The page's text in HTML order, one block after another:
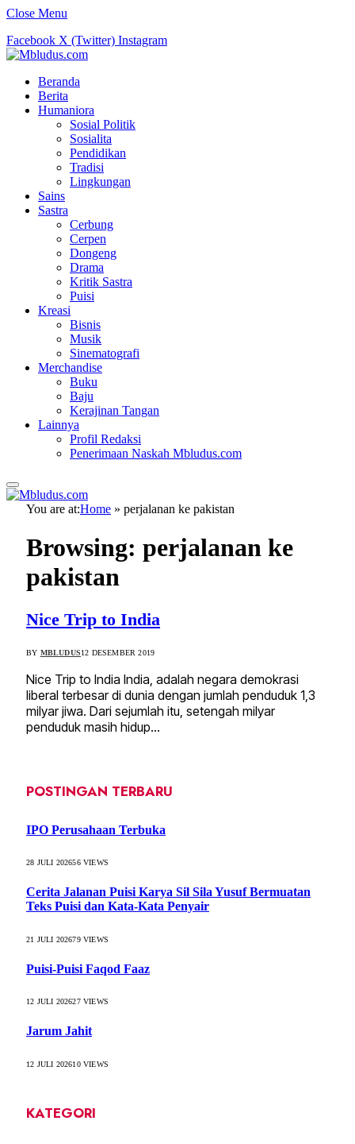
Close Menu
Facebook X (Twitter) Instagram
Beranda
Berita
Humaniora
Sosial Politik
Sosialita
Pendidikan
Tradisi
Lingkungan
Sains
Sastra
Cerbung
Cerpen
Dongeng
Drama
Kritik Sastra
Puisi
Kreasi
Bisnis
Musik
Sinematografi
Merchandise
Buku
Baju
Kerajinan Tangan
Lainnya
Profil Redaksi
Penerimaan Naskah Mbludus.com
You are at:Home » perjalanan ke pakistan
Browsing: perjalanan ke
pakistan
Nice Trip to India
BY MBLUDUS12 DESEMBER 2019
Nice Trip to India India, adalah negara demokrasi
liberal terbesar di dunia dengan jumlah penduduk 1,3
milyar jiwa. Dari sejumlah itu, setengah milyar
penduduk masih hidup…
POSTINGAN TERBARU
IPO Perusahaan Terbuka
28 JULI 202656VIEWS
Cerita Jalanan Puisi Karya Sil Sila Yusuf Bermuatan
Teks Puisi dan Kata-Kata Penyair
21 JULI 202679VIEWS
Puisi-Puisi Faqod Faaz
12 JULI 202627VIEWS
Jarum Jahit
12 JULI 202610VIEWS
KATEGORI